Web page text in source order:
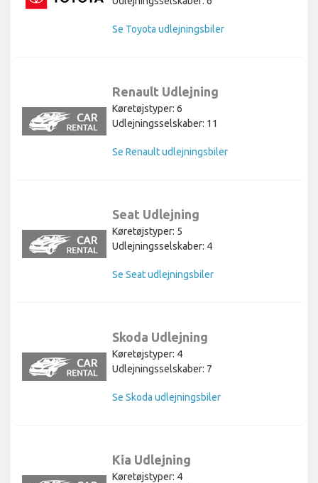
Se Toyota udlejningsbiler
Renault Udlejning
Køretøjstyper: 6
Udlejningsselskaber: 11
Se Renault udlejningsbiler
Seat Udlejning
Køretøjstyper: 5
Udlejningsselskaber: 4
Se Seat udlejningsbiler
Skoda Udlejning
Køretøjstyper: 4
Udlejningsselskaber: 7
Se Skoda udlejningsbiler
Kia Udlejning
Køretøjstyper: 4